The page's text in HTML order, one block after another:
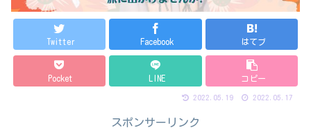
Twitter Facebook はてブ
Pocket LINE コピー
2022.05.19 2022.05.17
スポンサーリンク